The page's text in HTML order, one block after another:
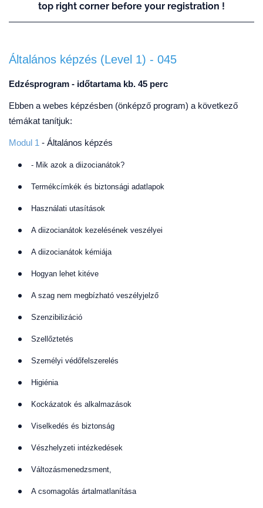
top right corner before your registration !
Általános képzés (Level 1) - 045
Edzésprogram - időtartama kb. 45 perc
Ebben a webes képzésben (önképző program) a következő
témákat tanítjuk:
Modul 1 - Általános képzés
- Mik azok a diizocianátok?
Termékcímkék és biztonsági adatlapok
Használati utasítások
A diizocianátok kezelésének veszélyei
A diizocianátok kémiája
Hogyan lehet kitéve
A szag nem megbízható veszélyjelző
Szenzibilizáció
Szellőztetés
Személyi védőfelszerelés
Higiénia
Kockázatok és alkalmazások
Viselkedés és biztonság
Vészhelyzeti intézkedések
Változásmenedzsment,
A csomagolás ártalmatlanítása